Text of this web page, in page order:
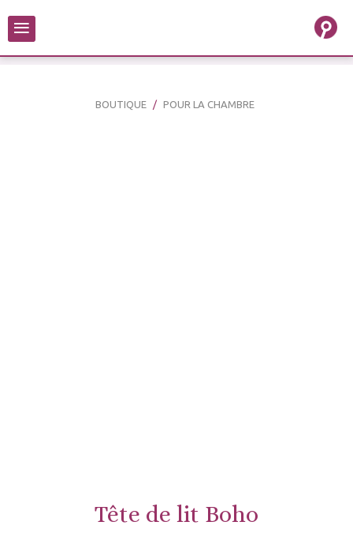
≡
BOUTIQUE POUR LA CHAMBRE
Tête de lit Boho